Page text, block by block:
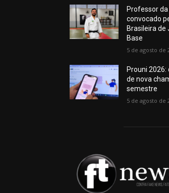
Professor
convocado
Brasileira de
Base
5 de agosto de
Prouni
de nova
semestre
5 de agosto de